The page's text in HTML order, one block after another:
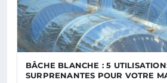
BÂCHE BLANCHE : 5
SURPRENANTES POUR VOTRE